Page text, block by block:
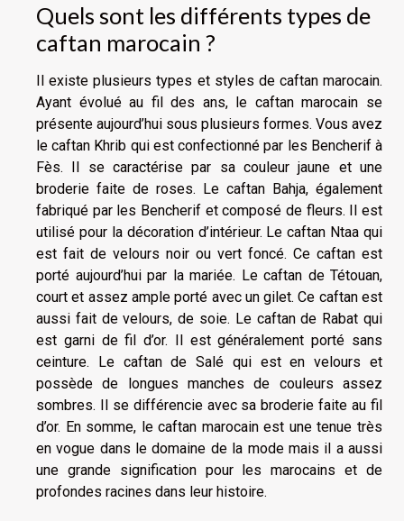
Quels sont les différents types de
caftan marocain ?
Il existe plusieurs types et styles de caftan marocain.
Ayant évolué au fil des ans, le caftan marocain se
présente aujourd’hui sous plusieurs formes. Vous avez
le caftan Khrib qui est confectionné par les Bencherif à
Fès. Il se caractérise par sa couleur jaune et une
broderie faite de roses. Le caftan Bahja, également
fabriqué par les Bencherif et composé de fleurs. Il est
utilisé pour la décoration d’intérieur. Le caftan Ntaa qui
est fait de velours noir ou vert foncé. Ce caftan est
porté aujourd’hui par la mariée. Le caftan de Tétouan,
court et assez ample porté avec un gilet. Ce caftan est
aussi fait de velours, de soie. Le caftan de Rabat qui
est garni de fil d’or. Il est généralement porté sans
ceinture. Le caftan de Salé qui est en velours et
possède de longues manches de couleurs assez
sombres. Il se différencie avec sa broderie faite au fil
d’or. En somme, le caftan marocain est une tenue très
en vogue dans le domaine de la mode mais il a aussi
une grande signification pour les marocains et de
profondes racines dans leur histoire.